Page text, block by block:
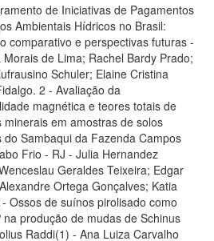
de Iniciativas de Pagamentos
Ambientais Hídricos no Brasil:
comparativo e perspectivas futuras -
Morais de Lima; Rachel Bardy Prado;
Schuler; Elaine Cristina
2 - Avaliação da
magnética e teores totais de
minerais em amostras de solos
do Sambaqui da Fazenda Campos
Frio - RJ - Julia Hernandez
Geraldes Teixeira; Edgar
Ortega Gonçalves; Katia
Ossos de suínos pirolisado como
na produção de mudas de Schinus
Raddi(1) - Ana Luiza Carvalho